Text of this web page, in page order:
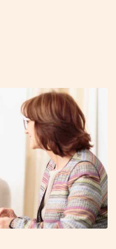
van brieven en
Nieuwegein